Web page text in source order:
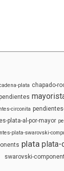
plata chapado-
circonita
plata-al-por-mayor
plata-swarovski-
plata plata-
swarovski-